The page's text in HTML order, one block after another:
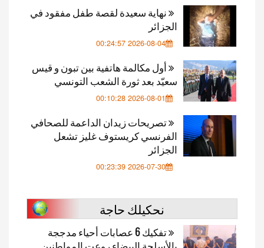
نهاية سعيدة لقصة طفل مفقود في
الجزائر
2026-08-04 00:24:57
أول مكالمة هاتفية بين تبون و قيس
سعيّد بعد ثورة الشعب التونسي
2026-08-01 00:10:28
تصريحات زيدان الداعمة للصحافي
الفرنسي كريستوف غليز تشعل
الجزائر
2026-07-30 00:23:39
نحكيلك حاجة
تفكيك 6 عصابات أحياء مدججة